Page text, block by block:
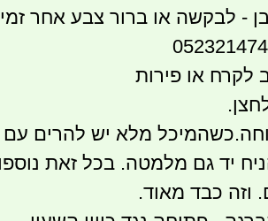
- לבקשה או ברור צבע אחר
לקרח או פירות
מלא יש להרים עם
יד גם מלמטה. בכל זאת